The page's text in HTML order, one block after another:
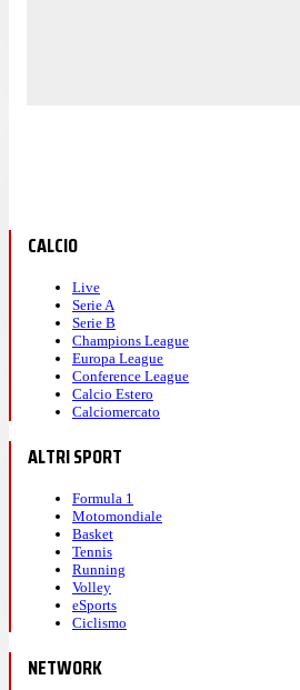
CALCIO
Live
Serie A
Serie B
Champions League
Europa League
Conference League
Calcio Estero
Calciomercato
ALTRI SPORT
Formula 1
Motomondiale
Basket
Tennis
Running
Volley
eSports
Ciclismo
NETWORK